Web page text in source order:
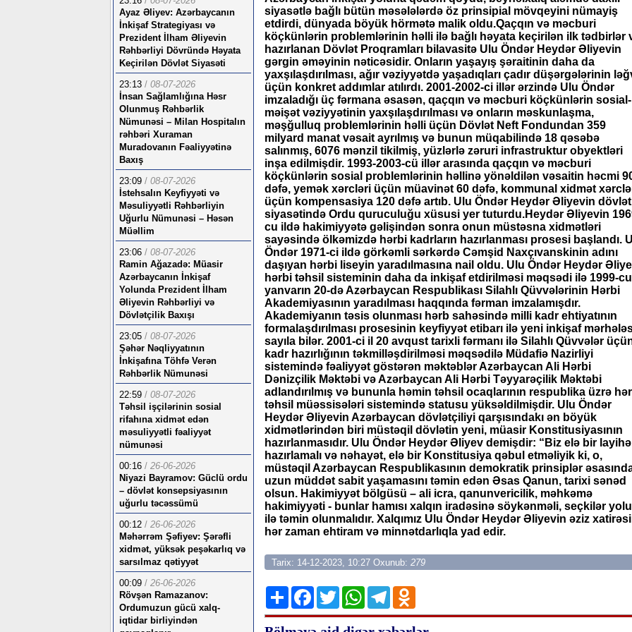
Ayaz Əliyev: Azərbaycanın
İnkişaf Strategiyası və
Prezident İlham Əliyevin
Rəhbərliyi Dövründə Həyata
Keçirilən Dövlət Siyasəti
23:13 / 08-07-2026
İnsan Sağlamlığına Həsr
Olunmuş Rəhbərlik
Nümunəsi – Milan Hospitalın
rəhbəri Xuraman
Muradovanın Fəaliyyətinə
Baxış
23:09 / 08-07-2026
İstehsalın Keyfiyyəti və
Məsuliyyətli Rəhbərliyin
Uğurlu Nümunəsi – Həsən
Müəllim
23:06 / 08-07-2026
Ramin Ağazadə: Müasir
Azərbaycanın İnkişaf
Yolunda Prezident İlham
Əliyevin Rəhbərliyi və
Dövlətçilik Baxışı
23:05 / 08-07-2026
Şəhər Nəqliyyatının
İnkişafına Töhfə Verən
Rəhbərlik Nümunəsi
22:59 / 08-07-2026
Təhsil işçilərinin sosial
rifahına xidmət edən
məsuliyyətli fəaliyyət
nümunəsi
00:16 / 26-06-2026
Niyazi Bayramov: Güclü ordu
– dövlət konsepsiyasının
uğurlu təcəssümü
00:12 / 26-06-2026
Məhərrəm Şəfiyev: Şərəfli
xidmət, yüksək peşəkarlıq və
sarsılmaz qətiyyət
00:09 / 26-06-2026
Rövşən Ramazanov:
Ordumuzun gücü xalq-
iqtidar birliyindən
siyasətlə bağlı bütün məsələlərdə öz prinsipial mövqeyini nümayiş
etdirdi, dünyada böyük hörmətə malik oldu.Qaçqın və məcburi
köçkünlərin problemlərinin həlli ilə bağlı həyata keçirilən ilk tədbirlər
hazırlanan Dövlət Proqramları bilavasitə Ulu Öndər Heydər Əliyevin
gərgin əməyinin nəticəsidir. Onların yaşayış şəraitinin daha da
yaxşılaşdırılması, ağır vəziyyətdə yaşadıqları çadır düşərgələrinin
üçün konkret addımlar atılırdı. 2001-2002-ci illər ərzində Ulu Öndər
imzaladığı üç fərmana əsasən, qaçqın və məcburi köçkünlərin sosial-
məişət vəziyyətinin yaxşılaşdırılması və onların məskunlaşma,
məşğulluq problemlərinin həlli üçün Dövlət Neft Fondundan 359
milyard manat vəsait ayrılmış və bunun müqabilində 18 qəsəbə
salınmış, 6076 mənzil tikilmiş, yüzlərlə zəruri infrastruktur obyektləri
inşa edilmişdir. 1993-2003-cü illər arasında qaçqın və məcburi
köçkünlərin sosial problemlərinin həllinə yönəldilən vəsaitin həcmi
dəfə, yemək xərcləri üçün müavinət 60 dəfə, kommunal xidmət
üçün kompensasiya 120 dəfə artıb. Ulu Öndər Heydər Əliyevin dövlət
siyasətində Ordu quruculuğu xüsusi yer tuturdu.Heydər Əliyevin
cu ildə hakimiyyətə gəlişindən sonra onun müstəsna xidmətləri
sayəsində ölkəmizdə hərbi kadrların hazırlanması prosesi başlandı.
Öndər 1971-ci ildə görkəmli sərkərdə Cəmşid Naxçıvanskinin adını
daşıyan hərbi liseyin yaradılmasına nail oldu. Ulu Öndər Heydər
hərbi təhsil sisteminin daha da inkişaf etdirilməsi məqsədi ilə 1999-cu
yanvarın 20-də Azərbaycan Respublikası Silahlı Qüvvələrinin Hərbi
Akademiyasının yaradılması haqqında fərman imzalamışdır.
Akademiyanın təsis olunması hərb sahəsində milli kadr ehtiyatının
formalaşdırılması prosesinin keyfiyyət etibarı ilə yeni inkişaf
sayıla bilər. 2001-ci il 20 avqust tarixli fərmanı ilə Silahlı Qüvvələr
kadr hazırlığının təkmilləşdirilməsi məqsədilə Müdafiə Nazirliyi
sistemində fəaliyyət göstərən məktəblər Azərbaycan Ali Hərbi
Dənizçilik Məktəbi və Azərbaycan Ali Hərbi Təyyarəçilik Məktəbi
adlandırılmış və bununla həmin təhsil ocaqlarının respublika üzrə
təhsil müəssisələri sistemində statusu yüksəldilmişdir. Ulu Öndər
Heydər Əliyevin Azərbaycan dövlətçiliyi qarşısındakı ən böyük
xidmətlərindən biri müstəqil dövlətin yeni, müasir Konstitusiyasının
hazırlanmasıdır. Ulu Öndər Heydər Əliyev demişdir: “Biz elə bir layihə
hazırlamalı və nəhayət, elə bir Konstitusiya qəbul etməliyik ki, o,
müstəqil Azərbaycan Respublikasının demokratik prinsiplər
uzun müddət sabit yaşamasını təmin edən Əsas Qanun, tarixi sənəd
olsun. Hakimiyyət bölgüsü – ali icra, qanunvericilik, məhkəmə
hakimiyyəti - bunlar hamısı xalqın iradəsinə söykənməli, seçkilər yolu
ilə təmin olunmalıdır. Xalqımız Ulu Öndər Heydər Əliyevin əziz
hər zaman ehtiram və minnətdarlıqla yad edir.
Tarix: 14-12-2023, 10:27 Oxunub: 279
ShareFacebook
TwitterWhatsApp
Telegram